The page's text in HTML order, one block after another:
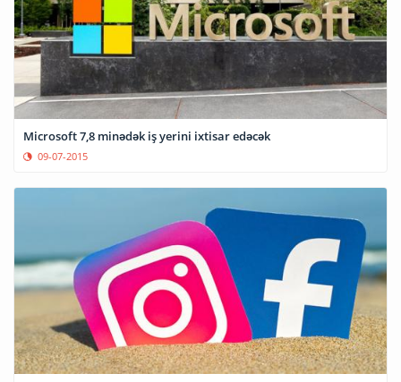
Microsoft 7,8 minədək iş yerini ixtisar edəcək
09-07-2015